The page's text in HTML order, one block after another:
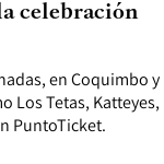
en Coquimbo y
Los Tetas, Katteyes,
PuntoTicket.
celebración